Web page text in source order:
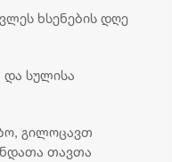
ხსენების დღე
და სულისა
გილოცავთ
თავთა